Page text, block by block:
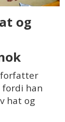
og
fordi han
hat og